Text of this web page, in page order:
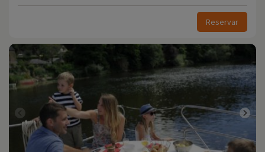
Reservar